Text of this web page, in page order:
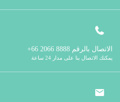
الاتصال بالرقم
يمكنك الاتصال بنا على مدار 24 ساعة